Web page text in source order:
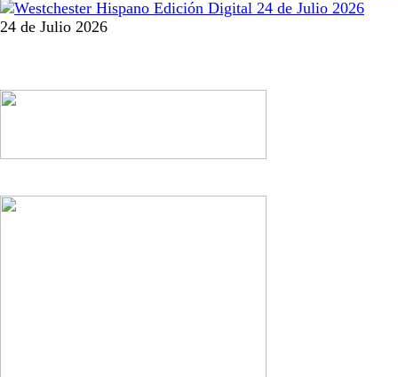
24 de Julio 2026